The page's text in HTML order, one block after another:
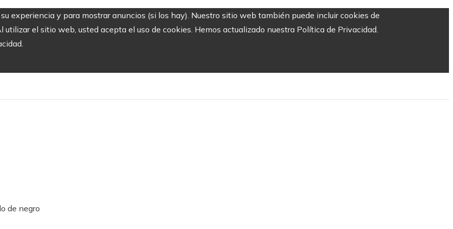
experiencia y para mostrar anuncios (si los hay). Nuestro sitio web también puede incluir cookies de
utilizar el sitio web, usted acepta el uso de cookies. Hemos actualizado nuestra Política de Privacidad.
de negro